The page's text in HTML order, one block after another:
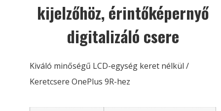
kijelzőhöz, érintőképernyő
digitalizáló csere
Kiváló minőségű LCD-egység keret nélkül /
Keretcsere OnePlus 9R-hez